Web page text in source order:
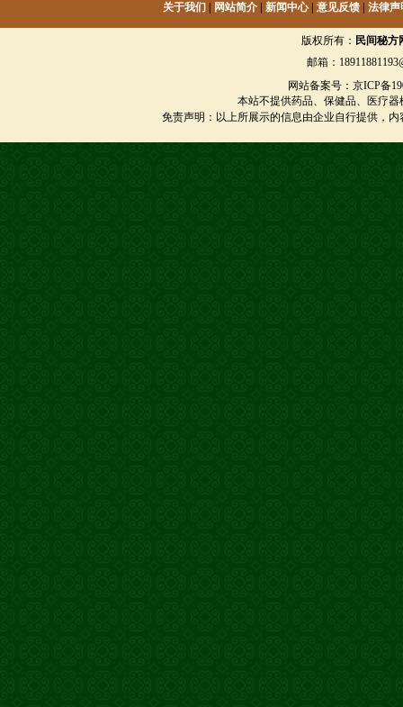
关于我们 网站简介 新闻中心| 意见反馈 法律声
版权所有： 民间秘方
邮箱：
网站备案号：京ICP备
本站不提供药品、保健品、医疗
免责声明：以上所展示的信息由企业自行提供，